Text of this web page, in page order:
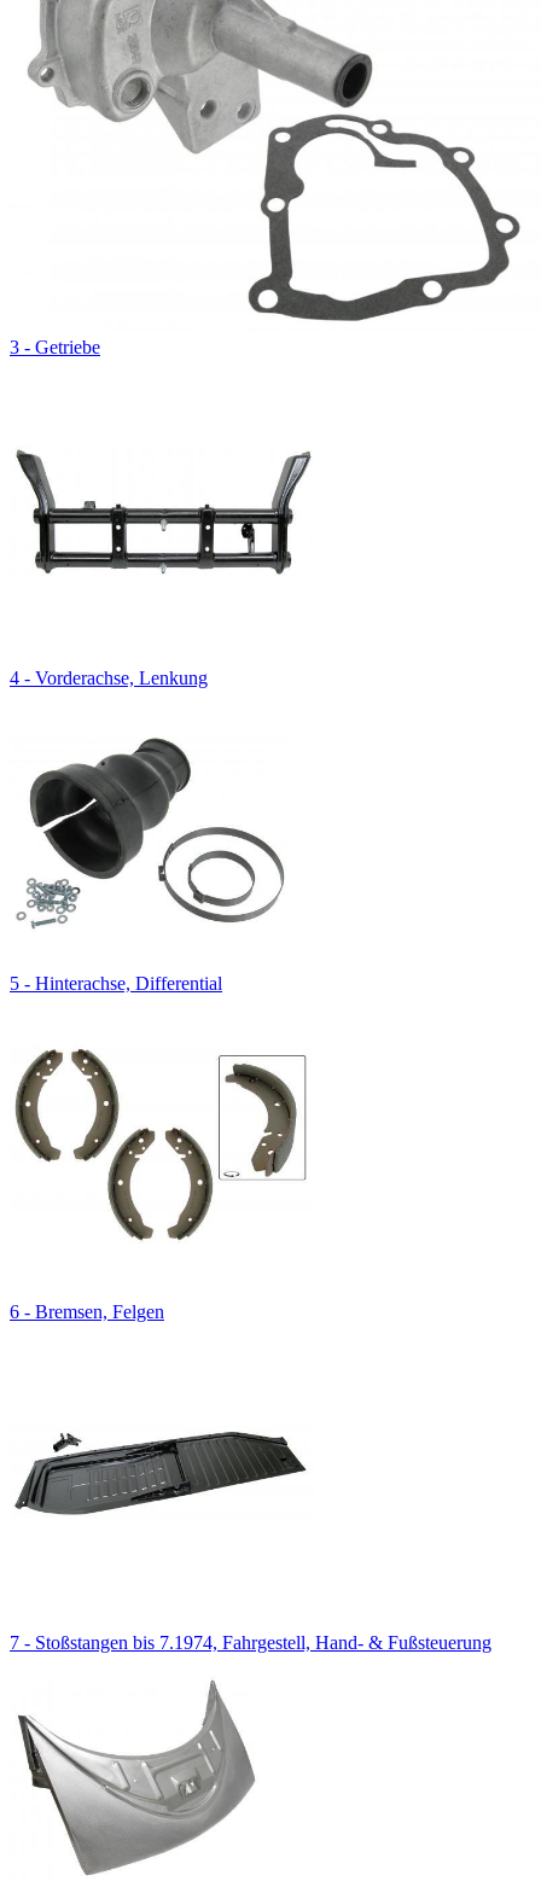
3 - Getriebe
4 - Vorderachse, Lenkung
5 - Hinterachse, Differential
6 - Bremsen, Felgen
7 - Stoßstangen bis 7.1974, Fahrgestell, Hand- & Fußsteuerung